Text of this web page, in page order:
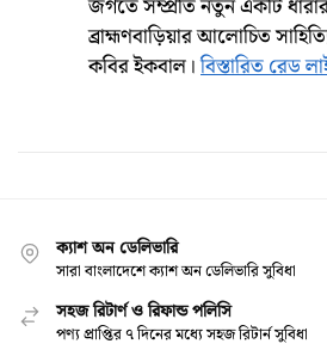
জগতে সম্প্রতি নতুন একটি
ব্রাহ্মণবাড়িয়ার আলোচিত
কবির ইকবাল।বিস্তারিত রেড
ক্যাশ অন ডেলিভারি
সারা বাংলাদেশে ক্যাশ অন ডেলিভারি সুবিধা
সহজ রিটার্ণ ও রিফান্ড পলিসি
পণ্য প্রাপ্তির ৭ দিনের মধ্যে সহজ রিটার্ন সুবিধা